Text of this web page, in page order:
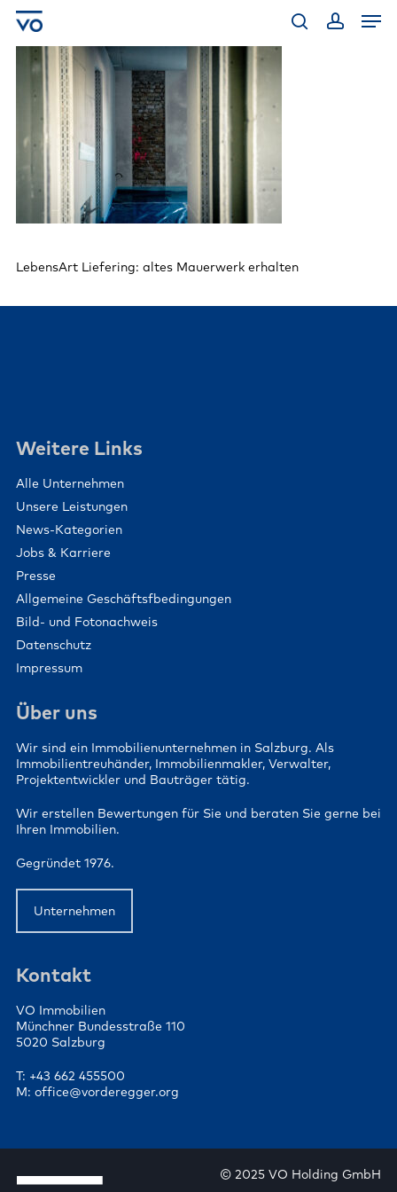
Skip
content
LebensArt Liefering: altes Mauerwerk erhalten
Weitere Links
Alle Unternehmen
Unsere Leistungen
News-Kategorien
Jobs & Karriere
Presse
Allgemeine Geschäftsfbedingungen
Bild- und Fotonachweis
Datenschutz
Impressum
Über uns
Wir sind ein Immobilienunternehmen in Salzburg. Als
Immobilientreuhänder, Immobilienmakler, Verwalter,
Projektentwickler und Bauträger tätig.
Wir erstellen Bewertungen für Sie und beraten Sie gerne bei
Ihren Immobilien.
Gegründet 1976.
Unternehmen
Kontakt
VO Immobilien
Münchner Bundesstraße 110
5020 Salzburg
T: +43 662 455500
M: office@vorderegger.org
© 2025 VO Holding GmbH